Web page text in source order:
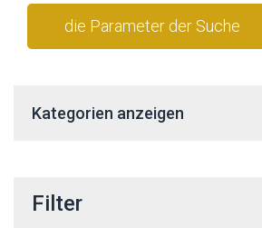
die Parameter der Suche
Kategorien anzeigen
Filter